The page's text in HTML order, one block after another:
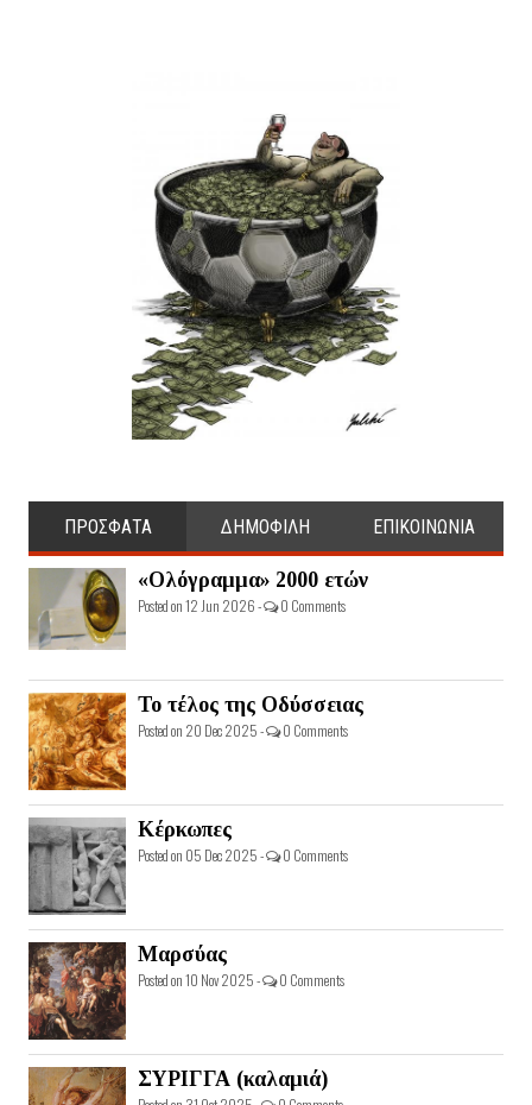
ΠΡΟΣΦΑΤΑ ΔΗΜΟΦΙΛΗ ΕΠΙΚΟΙΝΩΝΙΑ
«Ολόγραμμα» 2000 ετών
Posted on 12 Jun 2026 - 0 Comments
Το τέλος της Οδύσσειας
Posted on 20 Dec 2025 - 0 Comments
Κέρκωπες
Posted on 05 Dec 2025 - 0 Comments
Μαρσύας
Posted on 10 Nov 2025 - 0 Comments
ΣΥΡΙΓΓΑ (καλαμιά)